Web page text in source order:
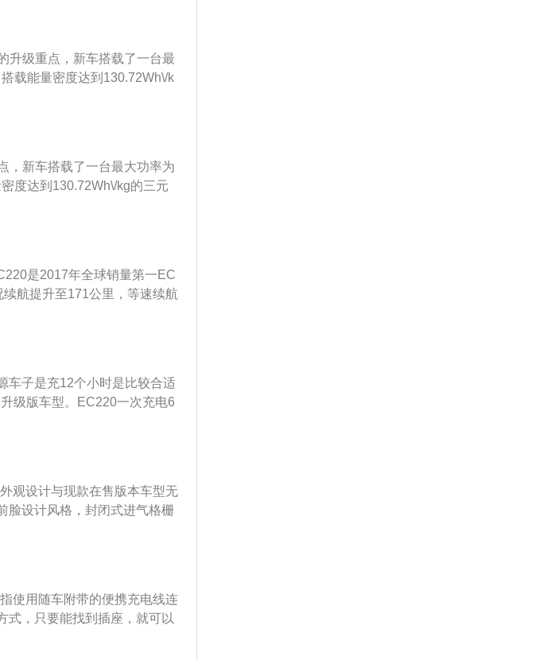
透镜的远\/近光一体式大灯，
外面扣了一个银色的装饰盖，
（36min）和慢充（大于8
左后方；4、内饰方面，液晶
能回收状态。旋钮式换挡结
升级重点，新车搭载了一台最
载能量密度达到130.72Wh\/k
慢充\/快充两种充电方式；
高压盒、OBC和DCDC等控
空间，对碰撞安全性有一定的
，新车搭载了一台最大功率为
度达到130.72Wh\/kg的三元
充两种充电方式；3、其中快
OBC和DCDC等控制单元高度
撞安全性有一定的提升作用。
是2017年全球销量第一EC
航提升至171公里，等速续航
能量回收系统，可使续航增加
车子是充12个小时是比较合适
级版车型。EC220一次充电6
公里；2、能量久：EC220
0--50km\/h加速时间仅需6s；
、操稳性大幅提升，灵活自
车体验，更好开、更灵动。
观设计与现款在售版本车型无
脸设计风格，封闭式进气格栅
部装饰融入了少量镀铬装饰
巧、灵动，车身整体尺寸为36
的轴距对于日常代步用车也
，灵活；3、内饰方面新增车
差异，标配三幅式多功能方向
中，包裹性支撑性良好，前
使用随车附带的便携充电线连
式，只要能找到插座，就可以
私人用户购买电动汽车都会